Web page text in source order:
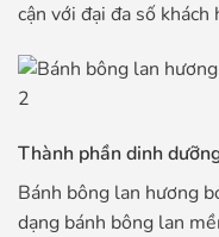
cận với đại đa số khách
Thành phần dinh
Bánh bông lan hương
dạng bánh bông lan